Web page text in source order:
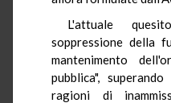
L'attuale
soppressione della
mantenimento
pubblica",
ragioni di